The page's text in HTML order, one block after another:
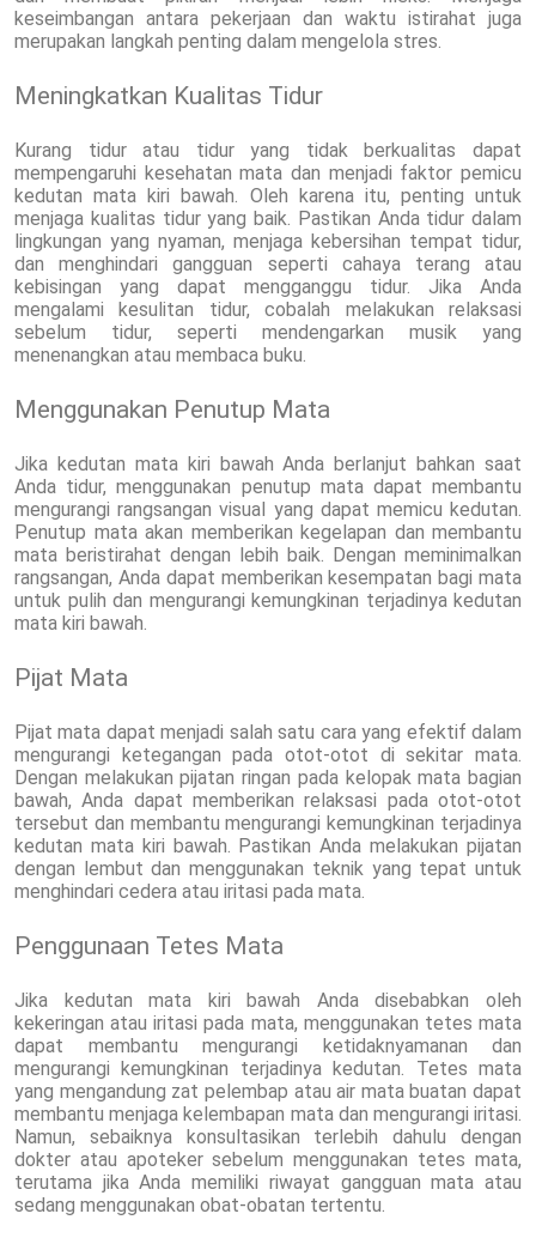
keseimbangan antara pekerjaan dan waktu istirahat juga
merupakan langkah penting dalam mengelola stres.
Meningkatkan Kualitas Tidur
Kurang tidur atau tidur yang tidak berkualitas dapat
mempengaruhi kesehatan mata dan menjadi faktor pemicu
kedutan mata kiri bawah. Oleh karena itu, penting untuk
menjaga kualitas tidur yang baik. Pastikan Anda tidur dalam
lingkungan yang nyaman, menjaga kebersihan tempat tidur,
dan menghindari gangguan seperti cahaya terang atau
kebisingan yang dapat mengganggu tidur. Jika Anda
mengalami kesulitan tidur, cobalah melakukan relaksasi
sebelum tidur, seperti mendengarkan musik yang
menenangkan atau membaca buku.
Menggunakan Penutup Mata
Jika kedutan mata kiri bawah Anda berlanjut bahkan saat
Anda tidur, menggunakan penutup mata dapat membantu
mengurangi rangsangan visual yang dapat memicu kedutan.
Penutup mata akan memberikan kegelapan dan membantu
mata beristirahat dengan lebih baik. Dengan meminimalkan
rangsangan, Anda dapat memberikan kesempatan bagi mata
untuk pulih dan mengurangi kemungkinan terjadinya kedutan
mata kiri bawah.
Pijat Mata
Pijat mata dapat menjadi salah satu cara yang efektif dalam
mengurangi ketegangan pada otot-otot di sekitar mata.
Dengan melakukan pijatan ringan pada kelopak mata bagian
bawah, Anda dapat memberikan relaksasi pada otot-otot
tersebut dan membantu mengurangi kemungkinan terjadinya
kedutan mata kiri bawah. Pastikan Anda melakukan pijatan
dengan lembut dan menggunakan teknik yang tepat untuk
menghindari cedera atau iritasi pada mata.
Penggunaan Tetes Mata
Jika kedutan mata kiri bawah Anda disebabkan oleh
kekeringan atau iritasi pada mata, menggunakan tetes mata
dapat membantu mengurangi ketidaknyamanan dan
mengurangi kemungkinan terjadinya kedutan. Tetes mata
yang mengandung zat pelembap atau air mata buatan dapat
membantu menjaga kelembapan mata dan mengurangi iritasi.
Namun, sebaiknya konsultasikan terlebih dahulu dengan
dokter atau apoteker sebelum menggunakan tetes mata,
terutama jika Anda memiliki riwayat gangguan mata atau
sedang menggunakan obat-obatan tertentu.